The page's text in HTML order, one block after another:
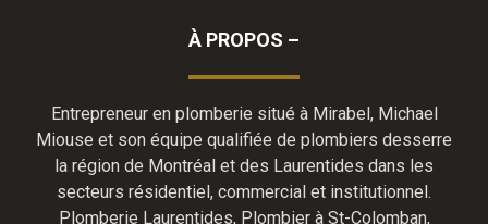
À PROPOS –
Entrepreneur en plomberie situé à Mirabel, Michael
Miouse et son équipe qualifiée de plombiers desserre
la région de Montréal et des Laurentides dans les
secteurs résidentiel, commercial et institutionnel.
Plomberie Laurentides, Plombier à St-Colomban,